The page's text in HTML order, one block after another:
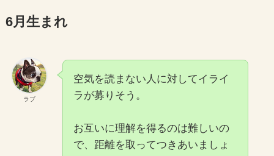
6月生まれ
ラブ
空気を読まない人に対してイライ
ラが募りそう。
お互いに理解を得るのは難しいの
で、距離を取ってつきあいましょ